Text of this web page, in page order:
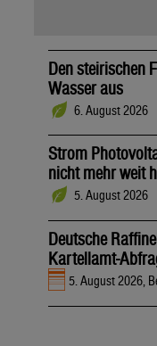
Den steirischen
Wasser aus
6. August 2026
Strom
nicht mehr weit
5. August 2026
Deutsche
Kartellamt-
5. August 2026,